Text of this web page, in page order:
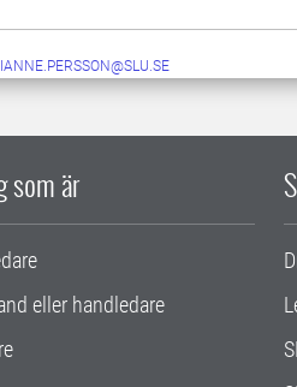
som är
eller handledare